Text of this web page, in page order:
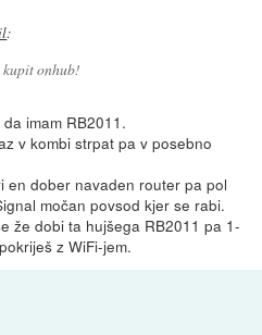
:
onhub!
imam RB2011.
v kombi strpat pa v posebno
en dober navaden router pa pol
močan povsod kjer se rabi.
že dobi ta hujšega RB2011 pa 1-
z WiFi-jem.